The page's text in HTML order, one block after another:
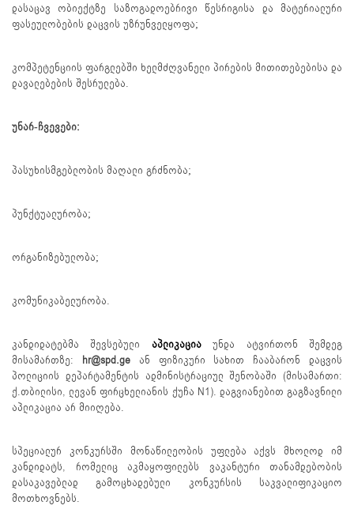
დასაცავ ობიექტზე საზოგადოებრივი წესრიგისა და მატერიალური
ფასეულობების დაცვის უზრუნველყოფა;
კომპეტენციის ფარგლებში ხელმძღვანელი პირების მითითებებისა და
დავალებების შესრულება.
უნარ-ჩვევები:
პასუხისმგებლობის მაღალი გრძნობა;
პუნქტუალურობა;
ორგანიზებულობა;
კომუნიკაბელურობა.
კანდიდატებმა შევსებული აპლიკაცია
უნდა ატვირთონ შემდეგ
მისამართზე: hr@spd.geან ფიზიკური სახით ჩააბარონ დაცვის
პოლიციის დეპარტამენტის ადმინისტრაციულ შენობაში (მისამართი:
ქ.თბილისი, ლევან ფირცხელიანის ქუჩა N1). დაგვიანებით გაგზავნილი
აპლიკაცია არ მიიღება.
სპეციალურ კონკურსში მონაწილეობის უფლება აქვს მხოლოდ იმ
კანდიდატს, რომელიც აკმაყოფილებს ვაკანტური თანამდებობის
დასაკავებლად გამოცხადებული კონკურსის საკვალიფიკაციო
მოთხოვნებს.